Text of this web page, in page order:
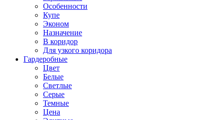
Особенности
Купе
Эконом
Назначение
В коридор
Для узкого коридора
Гардеробные
Цвет
Белые
Светлые
Серые
Темные
Цена